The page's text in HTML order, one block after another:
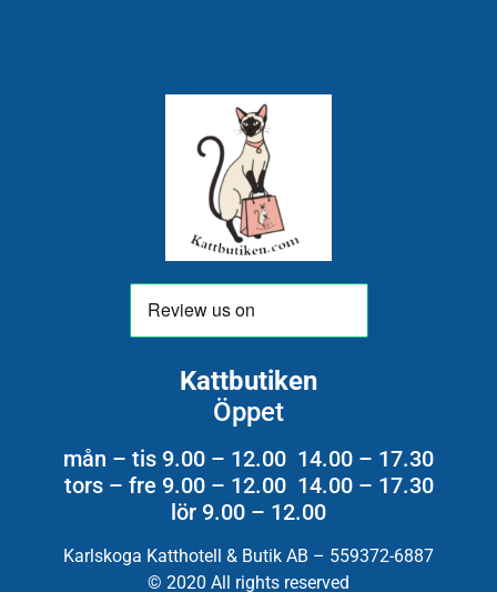
Kattbutiken
Öppet
mån – tis 9.00 – 12.00 14.00 – 17.30
tors – fre 9.00 – 12.00 14.00 – 17.30
lör 9.00 – 12.00
Karlskoga Katthotell & Butik AB – 559372-6887
© 2020 All rights reserved